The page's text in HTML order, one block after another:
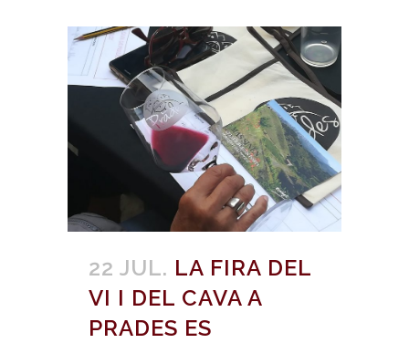
22 JUL. LA FIRA DEL
VI I DEL CAVA A
PRADES ES